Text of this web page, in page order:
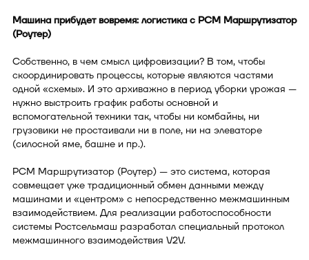
Машина прибудет вовремя: логистика с РСМ Маршрутизатор
(Роутер)
Собственно, в чем смысл цифровизации? В том, чтобы
скоординировать процессы, которые являются частями
одной «схемы». И это архиважно в период уборки урожая —
нужно выстроить график работы основной и
вспомогательной техники так, чтобы ни комбайны, ни
грузовики не простаивали ни в поле, ни на элеваторе
(силосной яме, башне и пр.).
РСМ Маршрутизатор (Роутер) — это система, которая
совмещает уже традиционный обмен данными между
машинами и «центром» с непосредственно межмашинным
взаимодействием. Для реализации работоспособности
системы Ростсельмаш разработал специальный протокол
межмашинного взаимодействия V2V.